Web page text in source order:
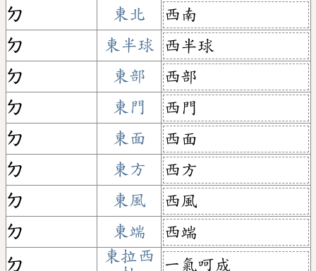
ㄉ
東北
西南
ㄉ
東半球
西半球
ㄉ
東部
西部
ㄉ
東門
西門
ㄉ
東面
西面
ㄉ
東方
西方
ㄉ
東風
西風
ㄉ
東端
西端
ㄉ
東拉西
一氣呵成